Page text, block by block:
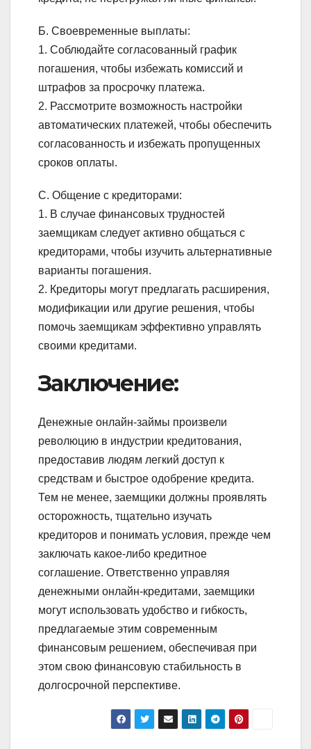
Б. Своевременные выплаты:
1. Соблюдайте согласованный график
погашения, чтобы избежать комиссий и
штрафов за просрочку платежа.
2. Рассмотрите возможность настройки
автоматических платежей, чтобы обеспечить
согласованность и избежать пропущенных
сроков оплаты.
C. Общение с кредиторами:
1. В случае финансовых трудностей
заемщикам следует активно общаться с
кредиторами, чтобы изучить альтернативные
варианты погашения.
2. Кредиторы могут предлагать расширения,
модификации или другие решения, чтобы
помочь заемщикам эффективно управлять
своими кредитами.
Заключение:
Денежные онлайн-займы произвели
революцию в индустрии кредитования,
предоставив людям легкий доступ к
средствам и быстрое одобрение кредита.
Тем не менее, заемщики должны проявлять
осторожность, тщательно изучать
кредиторов и понимать условия, прежде чем
заключать какое-либо кредитное
соглашение. Ответственно управляя
денежными онлайн-кредитами, заемщики
могут использовать удобство и гибкость,
предлагаемые этим современным
финансовым решением, обеспечивая при
этом свою финансовую стабильность в
долгосрочной перспективе.